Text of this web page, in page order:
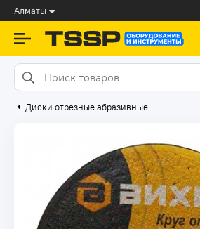
Алматы
Диски отрезные абразивные